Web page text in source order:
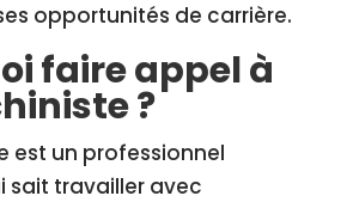
opportunités de carrière.
faire appel à
?
est un professionnel
sait travailler avec